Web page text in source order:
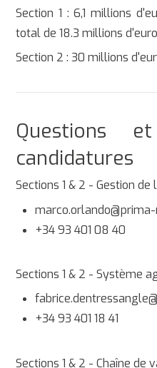
Section 1 : 6,1 millions
total de 18.3 millions
Section 2 : 30 millions
Questions
candidatures
Sections 1 & 2 - Gestion de
+34 93 401 08 40
Sections 1 & 2 - Système
+34 93 401 18 41
Sections 1 & 2 - Chaîne